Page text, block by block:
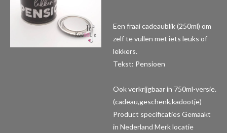
Een fraai cadeaublik (250ml) om
zelf te vullen met iets leuks of
lekkers.
Tekst: Pensioen
Ook verkrijgbaar in 750ml-versie.
(cadeau,geschenk,kadootje)
Product specificaties Gemaakt
in Nederland Merk locatie